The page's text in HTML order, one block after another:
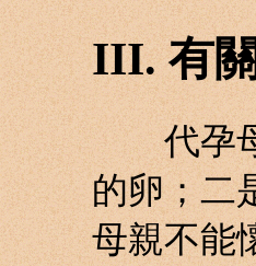
III. 有
代孕母
的卵；二
母親不能